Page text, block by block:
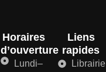
Horaires
d’ouverture
Lundi–
Liens
rapides
Librairie